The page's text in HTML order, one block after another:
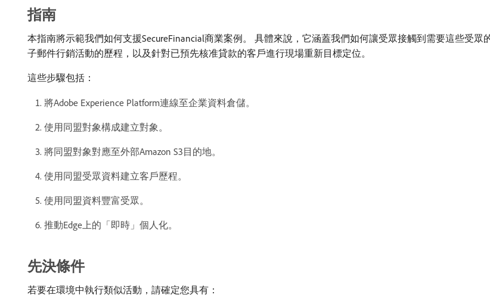
指南
本指南將示範我們如何支援SecureFinancial商業案例。 具體來說，它涵蓋我們如何讓受眾接觸到需要這些受眾
子郵件行銷活動的歷程，以及針對已預先核准貸款的客戶進行現場重新目標定位。
這些步驟包括：
將Adobe Experience Platform連線至企業資料倉儲。
使用同盟對象構成建立對象。
將同盟對象對應至外部Amazon S3目的地。
使用同盟受眾資料建立客戶歷程。
使用同盟資料豐富受眾。
推動Edge上的「即時」個人化。
先決條件
若要在環境中執行類似活動，請確定您具有：